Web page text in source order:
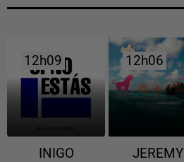
12h09
12h09
INIGO
12h06
12h06
JEREMY